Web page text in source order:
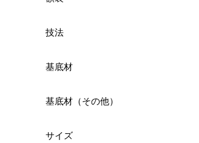
技法
基底材
基底材（その他）
サイズ